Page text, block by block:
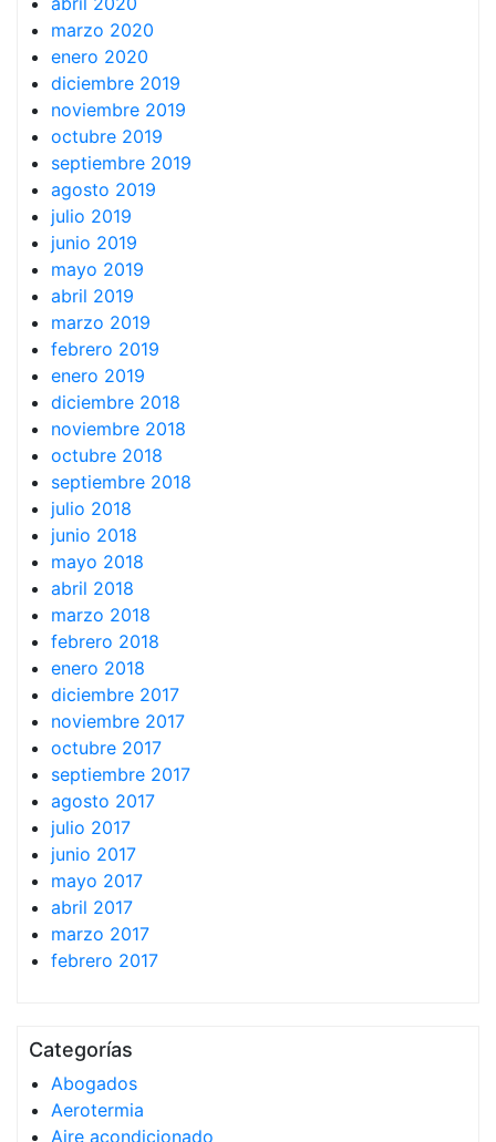
marzo 2020
enero 2020
diciembre 2019
noviembre 2019
octubre 2019
septiembre 2019
agosto 2019
julio 2019
junio 2019
mayo 2019
abril 2019
marzo 2019
febrero 2019
enero 2019
diciembre 2018
noviembre 2018
octubre 2018
septiembre 2018
julio 2018
junio 2018
mayo 2018
abril 2018
marzo 2018
febrero 2018
enero 2018
diciembre 2017
noviembre 2017
octubre 2017
septiembre 2017
agosto 2017
julio 2017
junio 2017
mayo 2017
abril 2017
marzo 2017
febrero 2017
Categorías
Abogados
Aerotermia
Aire acondicionado